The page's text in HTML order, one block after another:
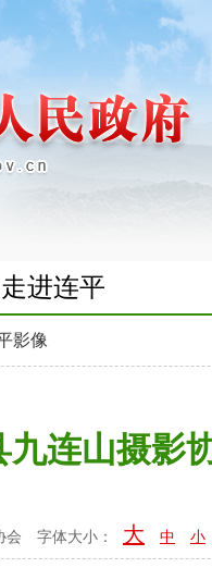
走进连平
影像
九连山摄影
会 字体大小： 大 中 小